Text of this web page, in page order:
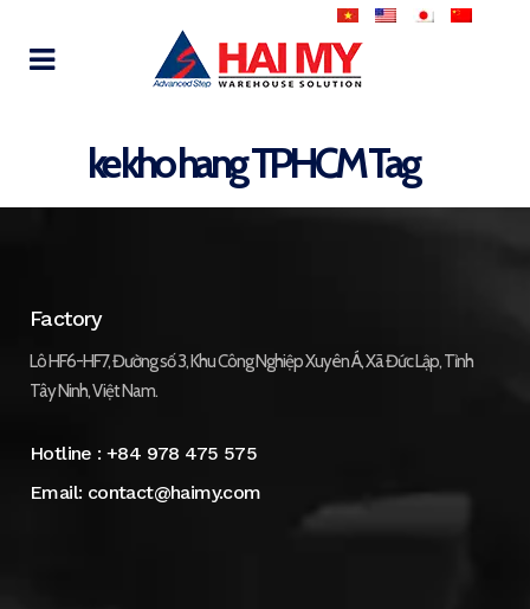
ke kho hang TPHCM Tag
Factory
Lô HF6-HF7, Đường số 3, Khu Công Nghiệp Xuyên Á, Xã Đức Lập, Tỉnh
Tây Ninh, Việt Nam.
Hotline :+84 978 475 575
Email: contact@haimy.com